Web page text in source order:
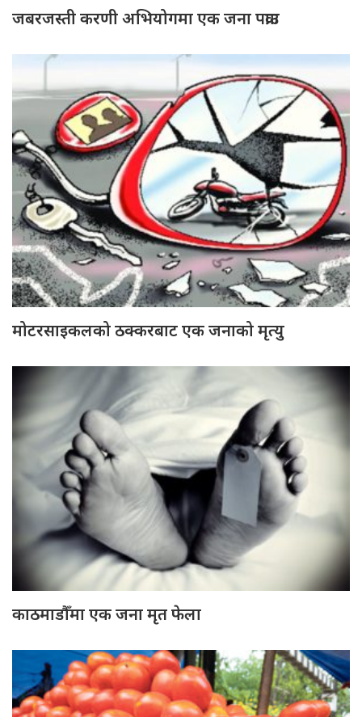
जबरजस्ती करणी अभियोगमा एक जना पक्राउ
मोटरसाइकलको ठक्करबाट एक जनाको मृत्यु
काठमाडौँमा एक जना मृत फेला